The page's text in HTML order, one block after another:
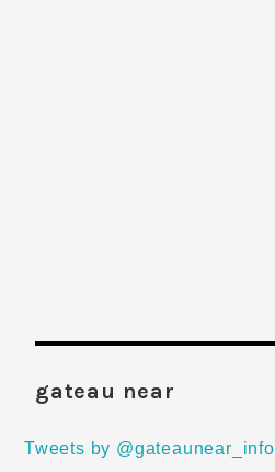
gateau near
Tweets by @gateaunear_info